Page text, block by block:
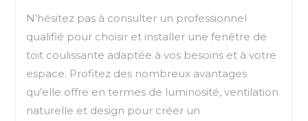
N’hésitez pas à consulter un professionnel
qualifié pour choisir et installer une fenêtre de
toit coulissante adaptée à vos besoins et à votre
espace. Profitez des nombreux avantages
qu’elle offre en termes de luminosité, ventilation
naturelle et design pour créer un